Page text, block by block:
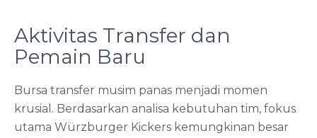
Aktivitas Transfer dan
Pemain Baru
Bursa transfer musim panas menjadi momen
krusial. Berdasarkan analisa kebutuhan tim, fokus
utama Würzburger Kickers kemungkinan besar